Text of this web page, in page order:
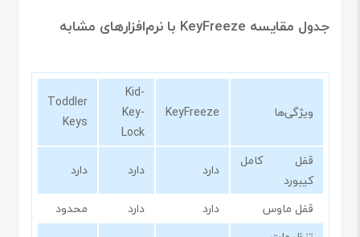
جدول مقایسه KeyFreeze با نرم‌افزارهای مشابه
ویژگی‌ها KeyFreeze
Kid-
Key-
Lock
Toddler
Keys
قفل کامل
کیبورد
دارد دارد
دارد
قفل ماوس
دارد دارد
محدود